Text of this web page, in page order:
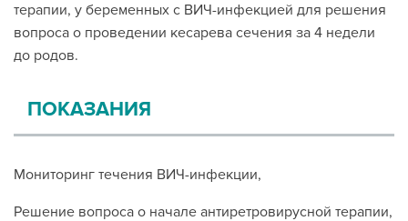
терапии, у беременных с ВИЧ-инфекцией для решения
вопроса о проведении кесарева сечения за 4 недели
до родов.
ПОКАЗАНИЯ
Мониторинг течения ВИЧ-инфекции,
Решение вопроса о начале антиретровирусной терапии,